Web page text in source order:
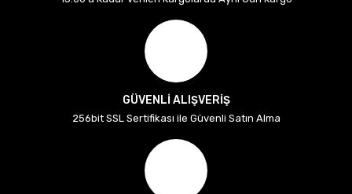
GÜVENLİ ALIŞVERİŞ
256bit SSL Sertifikası ile Güvenli Satın Alma